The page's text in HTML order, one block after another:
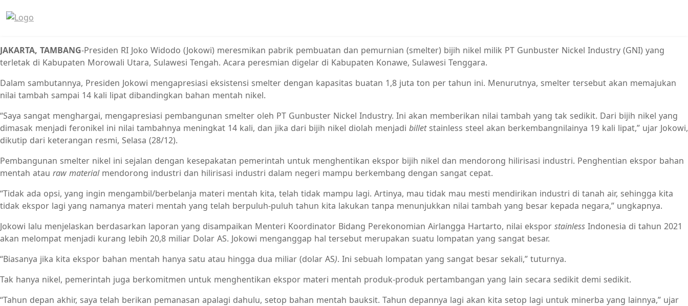
JAKARTA, TAMBANG-Presiden RI Joko Widodo (Jokowi) meresmikan pabrik pembuatan dan pemurnian (smelter) bijih nikel milik PT Gunbuster Nickel Industry (GNI) yang
terletak di Kabupaten Morowali Utara, Sulawesi Tengah. Acara peresmian digelar di Kabupaten Konawe, Sulawesi Tenggara.
Dalam sambutannya, Presiden Jokowi mengapresiasi eksistensi smelter dengan kapasitas buatan 1,8 juta ton per tahun ini. Menurutnya, smelter tersebut akan memajukan
nilai tambah sampai 14 kali lipat dibandingkan bahan mentah nikel.
“Saya sangat menghargai, mengapresiasi pembangunan smelter oleh PT Gunbuster Nickel Industry. Ini akan memberikan nilai tambah yang tak sedikit. Dari bijih nikel yang
dimasak menjadi feronikel ini nilai tambahnya meningkat 14 kali, dan jika dari bijih nikel diolah menjadi billetstainless steel akan berkembangnilainya 19 kali lipat,” ujar Jokowi,
dikutip dari keterangan resmi, Selasa (28/12).
Pembangunan smelter nikel ini sejalan dengan kesepakatan pemerintah untuk menghentikan ekspor bijih nikel dan mendorong hilirisasi industri. Penghentian ekspor bahan
mentah atau raw material mendorong industri dan hilirisasi industri dalam negeri mampu berkembang dengan sangat cepat.
“Tidak ada opsi, yang ingin mengambil/berbelanja materi mentah kita, telah tidak mampu lagi. Artinya, mau tidak mau mesti mendirikan industri di tanah air, sehingga kita
tidak ekspor lagi yang namanya materi mentah yang telah berpuluh-puluh tahun kita lakukan tanpa menunjukkan nilai tambah yang besar kepada negara,” ungkapnya.
Jokowi lalu menjelaskan berdasarkan laporan yang disampaikan Menteri Koordinator Bidang Perekonomian Airlangga Hartarto, nilai ekspor stainless Indonesia di tahun 2021
akan melompat menjadi kurang lebih 20,8 miliar Dolar AS. Jokowi menganggap hal tersebut merupakan suatu lompatan yang sangat besar.
“Biasanya jika kita ekspor bahan mentah hanya satu atau hingga dua miliar (dolar AS). Ini sebuah lompatan yang sangat besar sekali,” tuturnya.
Tak hanya nikel, pemerintah juga berkomitmen untuk menghentikan ekspor materi mentah produk-produk pertambangan yang lain secara sedikit demi sedikit.
“Tahun depan akhir, saya telah berikan pemanasan apalagi dahulu, setop bahan mentah bauksit. Tahun depannya lagi akan kita setop lagi untuk minerba yang lainnya,” ujar